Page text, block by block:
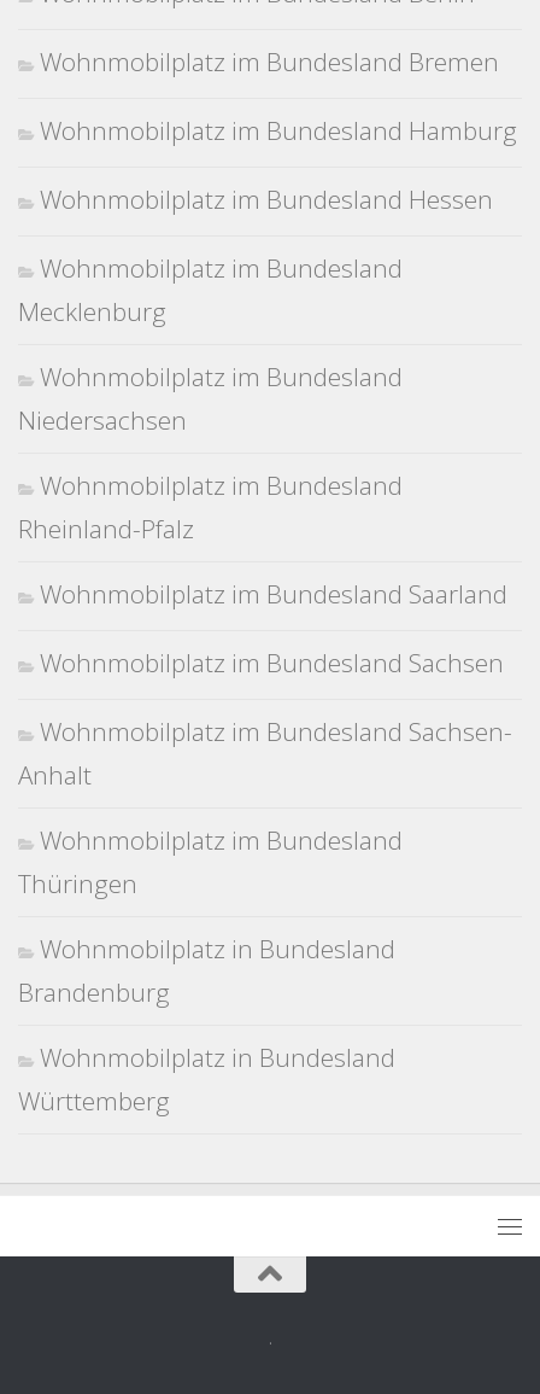
Wohnmobilplatz im Bundesland Bremen
Wohnmobilplatz im Bundesland Hamburg
Wohnmobilplatz im Bundesland Hessen
Wohnmobilplatz im Bundesland
Mecklenburg
Wohnmobilplatz im Bundesland
Niedersachsen
Wohnmobilplatz im Bundesland
Rheinland-Pfalz
Wohnmobilplatz im Bundesland Saarland
Wohnmobilplatz im Bundesland Sachsen
Wohnmobilplatz im Bundesland Sachsen-
Anhalt
Wohnmobilplatz im Bundesland
Thüringen
Wohnmobilplatz in Bundesland
Brandenburg
Wohnmobilplatz in Bundesland
Württemberg
.